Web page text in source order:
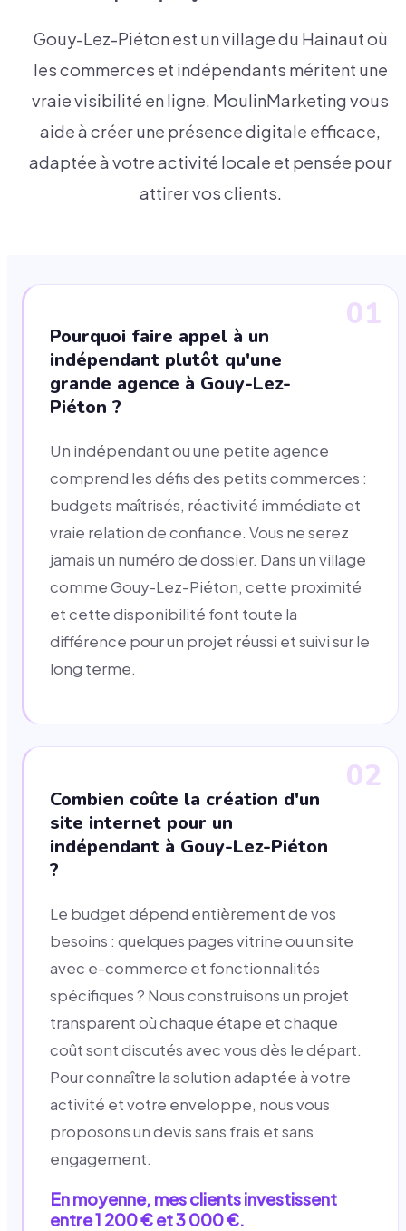
Gouy-Lez-Piéton est un village du Hainaut où
les commerces et indépendants méritent une
vraie visibilité en ligne. MoulinMarketing vous
aide à créer une présence digitale efficace,
adaptée à votre activité locale et pensée pour
attirer vos clients.
01
Pourquoi faire appel à un
indépendant plutôt qu'une
grande agence à Gouy-Lez-
Piéton ?
Un indépendant ou une petite agence
comprend les défis des petits commerces :
budgets maîtrisés, réactivité immédiate et
vraie relation de confiance. Vous ne serez
jamais un numéro de dossier. Dans un village
comme Gouy-Lez-Piéton, cette proximité
et cette disponibilité font toute la
différence pour un projet réussi et suivi sur le
long terme.
02
Combien coûte la création d'un
site internet pour un
indépendant à Gouy-Lez-Piéton
?
Le budget dépend entièrement de vos
besoins : quelques pages vitrine ou un site
avec e-commerce et fonctionnalités
spécifiques ? Nous construisons un projet
transparent où chaque étape et chaque
coût sont discutés avec vous dès le départ.
Pour connaître la solution adaptée à votre
activité et votre enveloppe, nous vous
proposons un devis sans frais et sans
engagement.
En moyenne, mes clients investissent
entre 1 200 € et 3 000 €.